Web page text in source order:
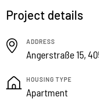
Project details
ADDRESS
Angerstraße 15,
HOUSING TYPE
Apartment